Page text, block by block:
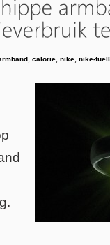
calorie nike nike-